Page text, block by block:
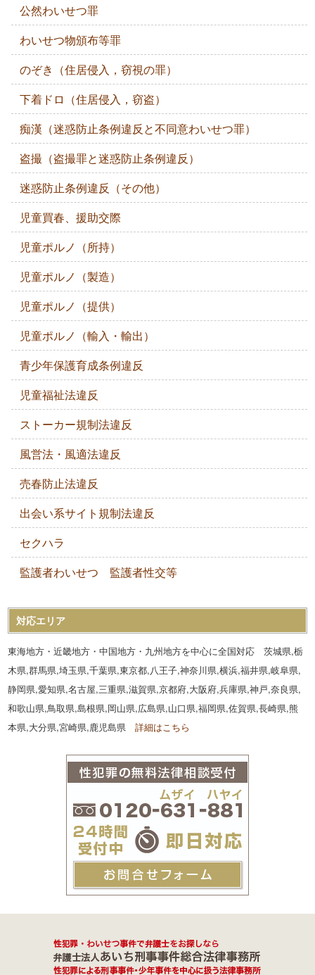
公然わいせつ罪
わいせつ物頒布等罪
のぞき（住居侵入，窃視の罪）
下着ドロ（住居侵入，窃盗）
痴漢（迷惑防止条例違反と不同意わいせつ罪）
盗撮（盗撮罪と迷惑防止条例違反）
迷惑防止条例違反（その他）
児童買春、援助交際
児童ポルノ（所持）
児童ポルノ（製造）
児童ポルノ（提供）
児童ポルノ（輸入・輸出）
青少年保護育成条例違反
児童福祉法違反
ストーカー規制法違反
風営法・風適法違反
売春防止法違反
出会い系サイト規制法違反
セクハラ
監護者わいせつ 監護者性交等
対応エリア
東海地方・近畿地方・中国地方・九州地方を中心に全国対応 茨城県,栃
木県,群馬県,埼玉県,千葉県,東京都,八王子,神奈川県,横浜,福井県,岐阜県,
静岡県,愛知県,名古屋,三重県,滋賀県,京都府,大阪府,兵庫県,神戸,奈良県,
和歌山県,鳥取県,島根県,岡山県,広島県,山口県,福岡県,佐賀県,長崎県,熊
本県,大分県,宮崎県,鹿児島県詳細はこちら